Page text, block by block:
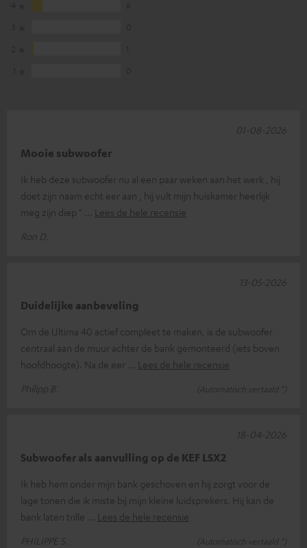
Mooie subwoofer
Ik heb deze subwoofer nu al een paar weken aan het werk , hij
doet zijn naam echt eer aan , hij vult mijn huiskamer heerlijk
meg zijn diep "
Lees de hele recensie
Ron D.
01-08-2026
Duidelijke aanbeveling
Om de Ultima 40 actief compleet te maken, is de subwoofer
centraal aan de muur achter de bank gemonteerd (iets boven
hoofdhoogte). Na de eer
Lees de hele recensie
Philipp B.
(Automatisch vertaald *)
13-05-2026
Subwoofer als aanvulling op de KEF LSX2
Ik heb hem onder mijn bank geschoven en hij zorgt voor de
lage tonen die ik miste bij mijn kleine luidsprekers. Hij kan de
bank laten trille
Lees de hele recensie
PHILIPPE S.
(Automatisch vertaald *)
18-04-2026